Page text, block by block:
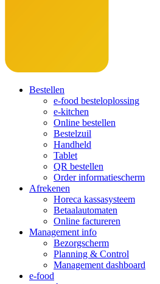
Bestellen
e-food besteloplossing
e-kitchen
Online bestellen
Bestelzuil
Handheld
Tablet
QR bestellen
Order informatiescherm
Afrekenen
Horeca kassasysteem
Betaalautomaten
Online factureren
Management info
Bezorgscherm
Planning & Control
Management dashboard
e-food